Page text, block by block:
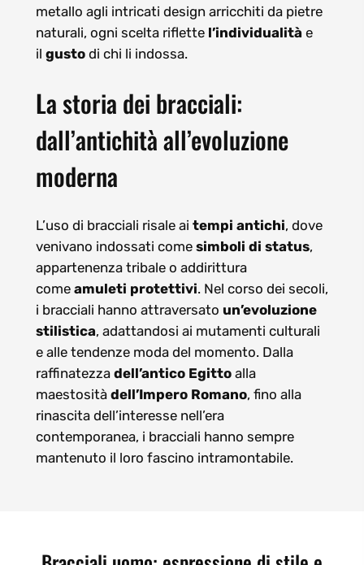
metallo agli intricati design arricchiti da pietre
naturali, ogni scelta riflette l’individualità e
il gustodi chi li indossa.
La storia dei bracciali:
dall’antichità all’evoluzione
moderna
L’uso di bracciali risale ai tempi antichi, dove
venivano indossati come simboli di status,
appartenenza tribale o addirittura
come amuleti protettivi. Nel corso dei secoli,
i bracciali hanno attraversato un’evoluzione
stilistica, adattandosi ai mutamenti culturali
e alle tendenze moda del momento. Dalla
raffinatezza dell’antico Egittoalla
maestosità dell’Impero Romano, fino alla
rinascita dell’interesse nell’era
contemporanea, i bracciali hanno sempre
mantenuto il loro fascino intramontabile.